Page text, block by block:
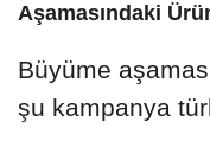
Aşamasındaki
Büyüme
şu kampanya